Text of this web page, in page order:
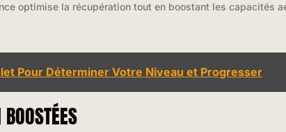
optimise la récupération tout en boostant les capacités
Pour Déterminer Votre Niveau et Progresser